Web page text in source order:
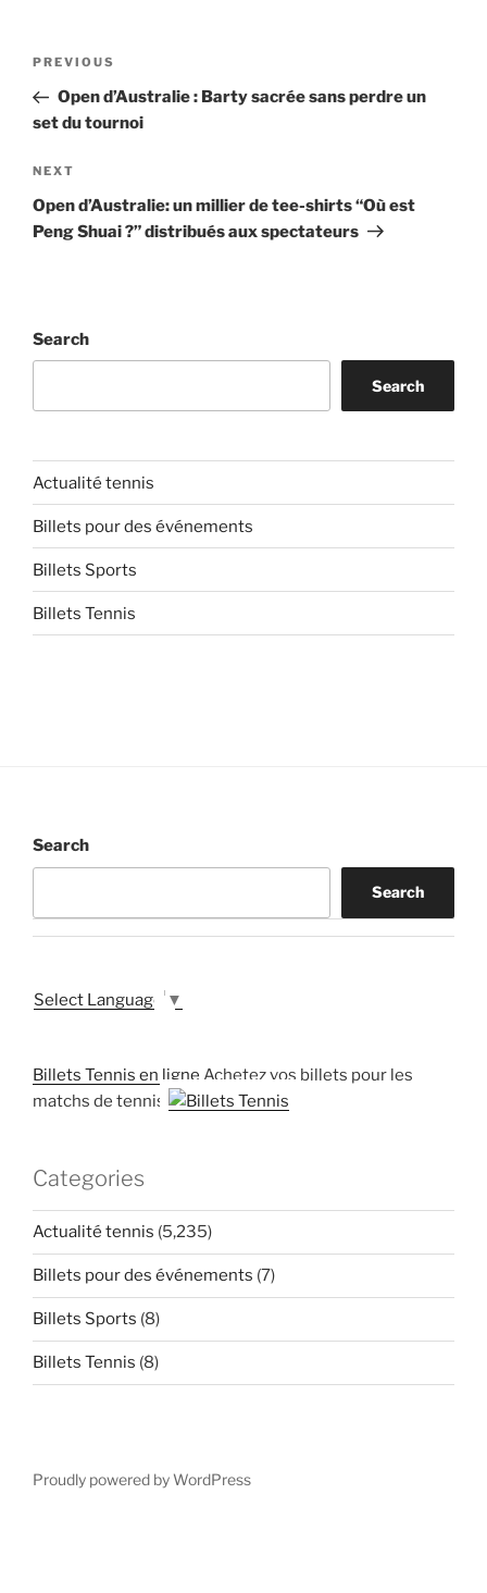
Previous
Post
PREVIOUS
Open d’Australie : Barty sacrée sans perdre un
set du tournoi
Next
Post
NEXT
Open d’Australie: un millier de tee-shirts “Où est
Peng Shuai ?” distribués aux spectateurs
Search
Search
Actualité tennis
Billets pour des événements
Billets Sports
Billets Tennis
Search
Search
Select Language ▼
Billets Tennis en ligne Achetez vos billets pour les
matchs de tennis
Categories
Actualité tennis (5,235)
Billets pour des événements (7)
Billets Sports (8)
Billets Tennis (8)
Proudly powered by WordPress